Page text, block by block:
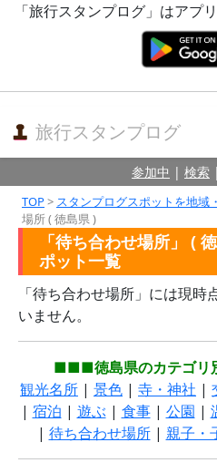
「旅行スタンプログ」はアプ
旅行スタンプログ
参加中 | 検索 |
TOP> スタンプログスポットを地域
場所 ( 徳島県 )
「待ち合わせ場所」 (
ポット一覧
「待ち合わせ場所」には現
いません。
■■■徳島県のカテゴリ
観光名所 | 景色 | 寺・神社 |
| 宿泊 | 遊ぶ| 食事| 公園 |
| 待ち合わせ場所| 親子・